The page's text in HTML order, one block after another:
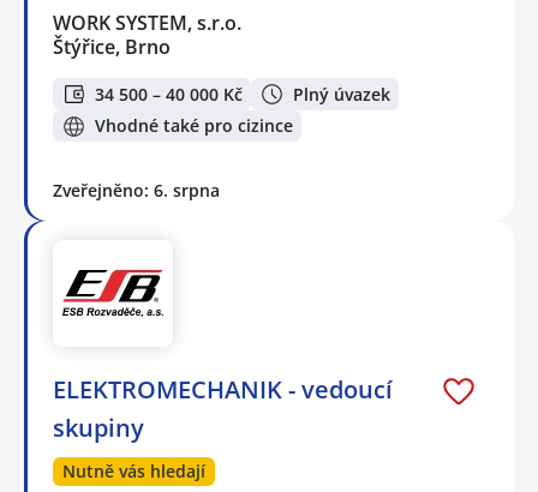
WORK SYSTEM, s.r.o.
Štýřice, Brno
34 500 – 40 000 Kč
Plný úvazek
Vhodné také pro cizince
Zveřejněno: 6. srpna
ELEKTROMECHANIK - vedoucí
skupiny
Nutně vás hledají